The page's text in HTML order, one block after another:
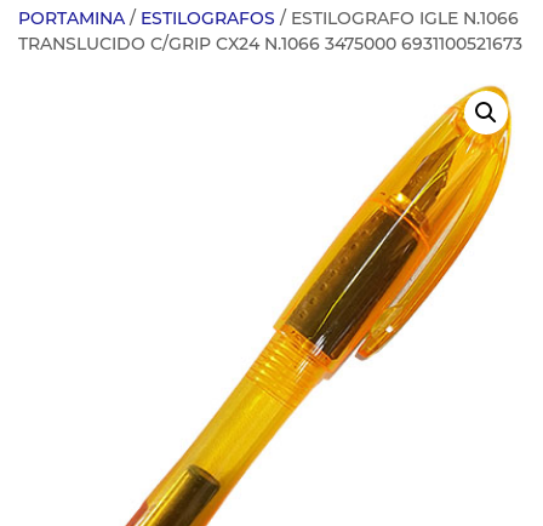
PORTAMINA / ESTILOGRAFOS / ESTILOGRAFO IGLE N.1066
TRANSLUCIDO C/GRIP CX24 N.1066 3475000 6931100521673